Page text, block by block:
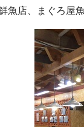
魚店、まぐろ屋